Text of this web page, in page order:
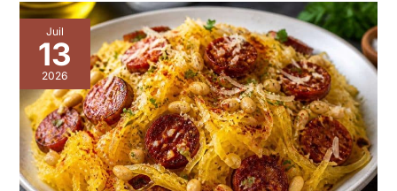
Juil
13
2026
Recette
de
courgettes
spaghetti
au
chorizo
et
pignons